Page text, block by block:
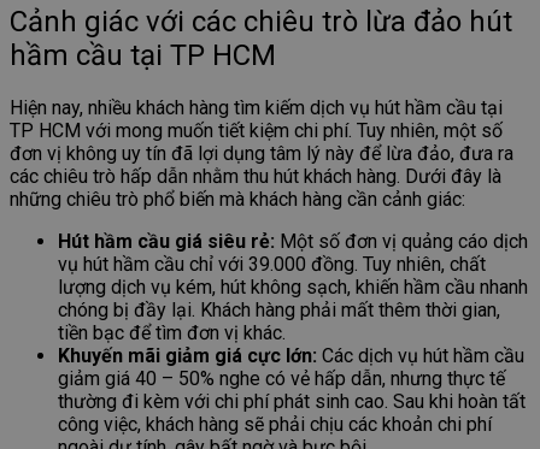
Cảnh giác với các chiêu trò lừa đảo hút
hầm cầu tại TP HCM
Hiện nay, nhiều khách hàng tìm kiếm dịch vụ hút hầm cầu tại
TP HCM với mong muốn tiết kiệm chi phí. Tuy nhiên, một số
đơn vị không uy tín đã lợi dụng tâm lý này để lừa đảo, đưa ra
các chiêu trò hấp dẫn nhằm thu hút khách hàng. Dưới đây là
những chiêu trò phổ biến mà khách hàng cần cảnh giác:
Hút hầm cầu giá siêu rẻ: Một số đơn vị quảng cáo dịch
vụ hút hầm cầu chỉ với 39.000 đồng. Tuy nhiên, chất
lượng dịch vụ kém, hút không sạch, khiến hầm cầu nhanh
chóng bị đầy lại. Khách hàng phải mất thêm thời gian,
tiền bạc để tìm đơn vị khác.
Khuyến mãi giảm giá cực lớn: Các dịch vụ hút hầm cầu
giảm giá 40 – 50% nghe có vẻ hấp dẫn, nhưng thực tế
thường đi kèm với chi phí phát sinh cao. Sau khi hoàn tất
công việc, khách hàng sẽ phải chịu các khoản chi phí